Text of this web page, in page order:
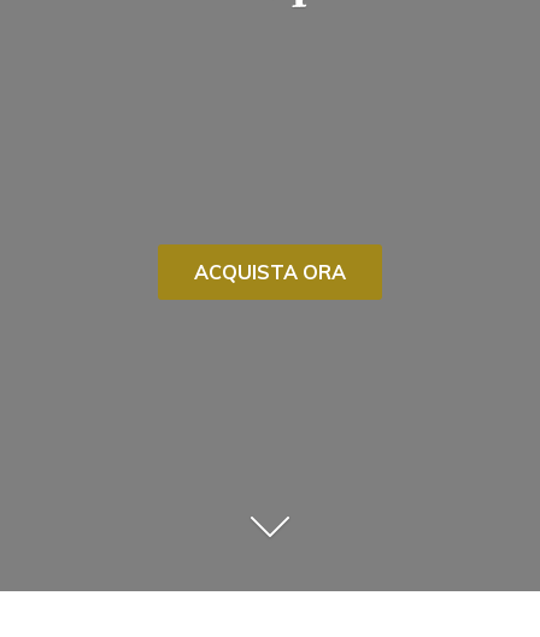
ACQUISTA ORA